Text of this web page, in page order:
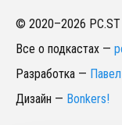
© 2020–2026 PC.ST
Все о подкастах —
Разработка —
Дизайн — Bonkers!